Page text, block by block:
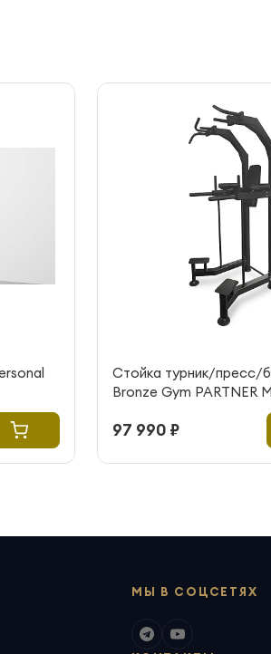
Стойка турник/пресс/
Bronze Gym PARTNER
97 990 ₽
МЫ В СОЦСЕТЯХ